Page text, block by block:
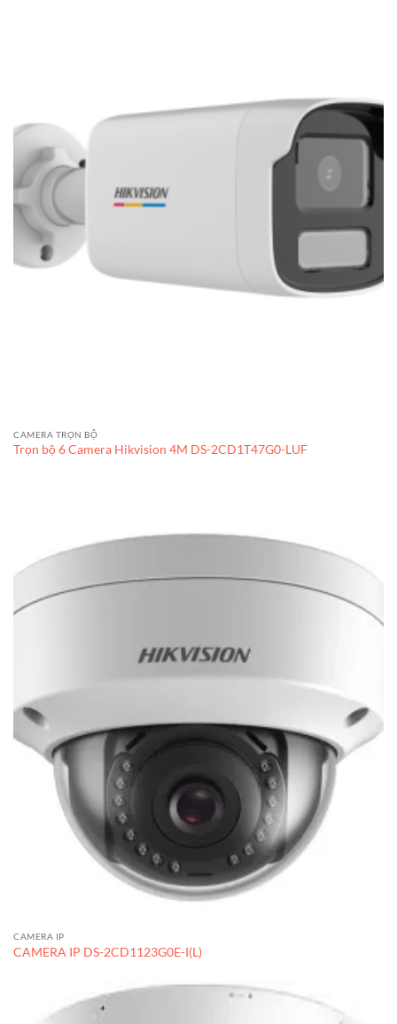
CAMERA TRỌN BỘ
Trọn bộ 6 Camera Hikvision 4M DS-2CD1T47G0-LUF
CAMERA IP
CAMERA IP DS-2CD1123G0E-I(L)